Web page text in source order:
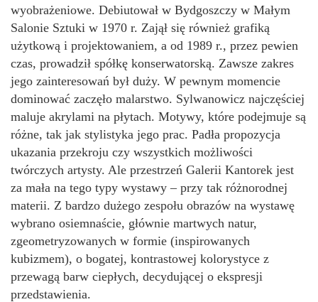
wyobrażeniowe. Debiutował w Bydgoszczy w Małym
Salonie Sztuki w 1970 r. Zajął się również grafiką
użytkową i projektowaniem, a od 1989 r., przez pewien
czas, prowadził spółkę konserwatorską. Zawsze zakres
jego zainteresowań był duży. W pewnym momencie
dominować zaczęło malarstwo. Sylwanowicz najczęściej
maluje akrylami na płytach. Motywy, które podejmuje są
różne, tak jak stylistyka jego prac. Padła propozycja
ukazania przekroju czy wszystkich możliwości
twórczych artysty. Ale przestrzeń Galerii Kantorek jest
za mała na tego typy wystawy – przy tak różnorodnej
materii. Z bardzo dużego zespołu obrazów na wystawę
wybrano osiemnaście, głównie martwych natur,
zgeometryzowanych w formie (inspirowanych
kubizmem), o bogatej, kontrastowej kolorystyce z
przewagą barw ciepłych, decydującej o ekspresji
przedstawienia.